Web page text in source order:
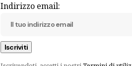
Indirizzo email: